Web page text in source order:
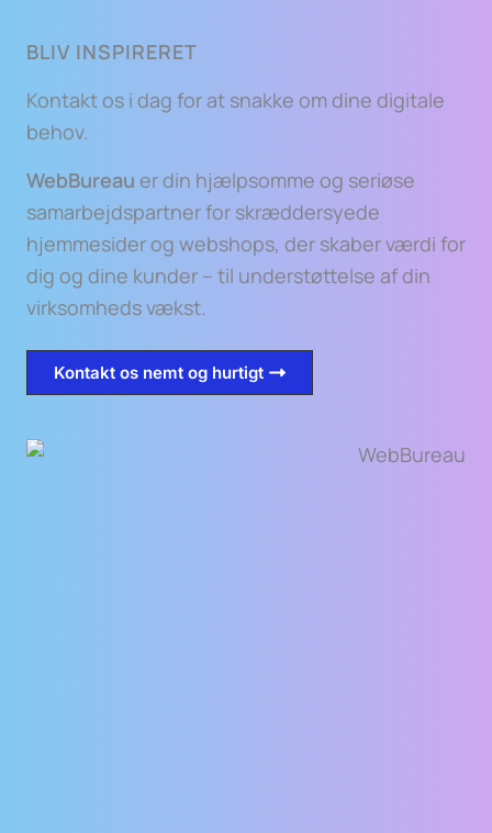
BLIV INSPIRERET
Kontakt os i dag for at snakke om dine digitale
behov.
WebBureau er din hjælpsomme og seriøse
samarbejdspartner for skræddersyede
hjemmesider og webshops, der skaber værdi for
dig og dine kunder – til understøttelse af din
virksomheds vækst.
Kontakt os nemt og hurtigt